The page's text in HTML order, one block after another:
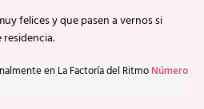
felices y que pasen a vernos si
en La Factoría del Ritmo Número